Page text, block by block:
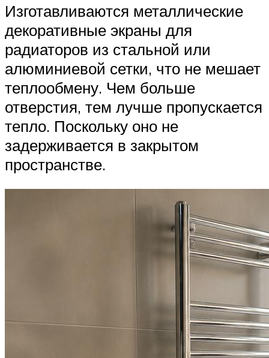
Изготавливаются металлические
декоративные экраны для
радиаторов из стальной или
алюминиевой сетки, что не мешает
теплообмену. Чем больше
отверстия, тем лучше пропускается
тепло. Поскольку оно не
задерживается в закрытом
пространстве.